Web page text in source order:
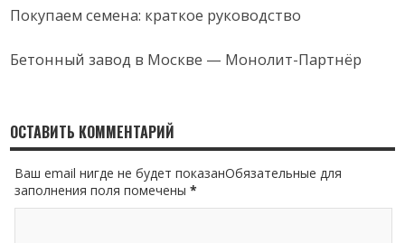
Покупаем семена: краткое руководство
Бетонный завод в Москве — Монолит-Партнёр
ОСТАВИТЬ КОММЕНТАРИЙ
Ваш email нигде не будет показанОбязательные для
заполнения поля помечены*